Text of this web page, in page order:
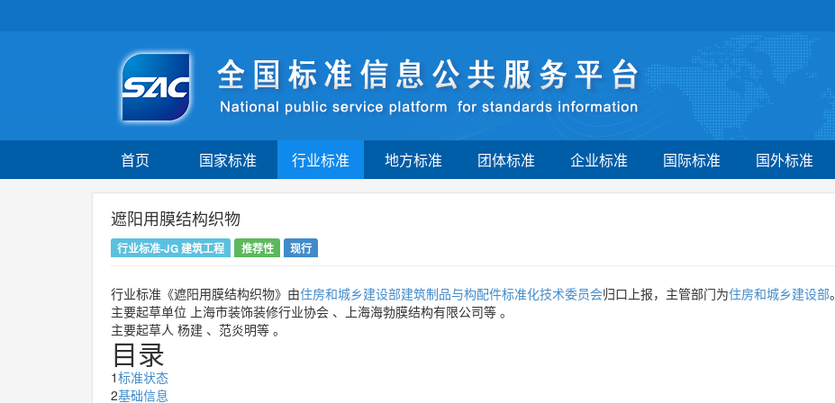
首页 国家标准 行业标准 地方标准 团体标准 企业标准 国际标准 国外标准
遮阳用膜结构织物
行业标准-JG 建筑工程 推荐性 现行
行业标准《遮阳用膜结构织物》由住房和城乡建设部建筑制品与构配件标准化技术委员会归口上报，主管部门为住房和城乡建设部。
主要起草单位 上海市装饰装修行业协会 、 上海海勃膜结构有限公司等 。
主要起草人 杨建 、 范炎明等 。
目录
1标准状态
2基础信息